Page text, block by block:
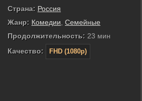
Страна: Россия
Жанр: Комедии Семейные
Продолжительность: 23 мин
Качество:
FHD (1080p)